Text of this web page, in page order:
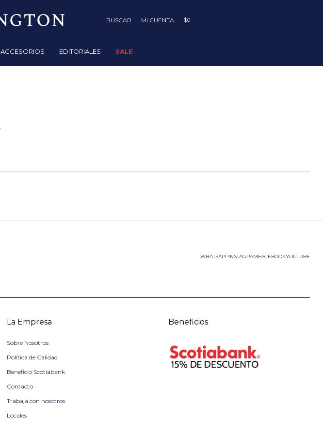
ACCESORIOS EDITORIALES SALE
$0
WHATSAPP FACEBOOKYOUTUBE
INSTAGRAM
La Empresa
Sobre Nosotros
Política de Calidad
Beneficio Scotiabank
Contacto
Trabaja con nosotros
Locales
Beneficios